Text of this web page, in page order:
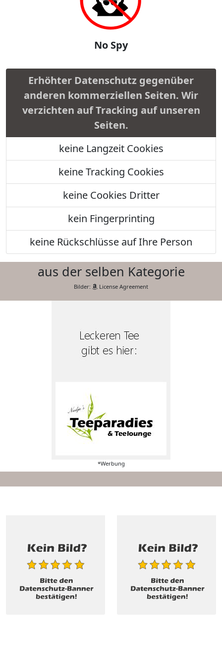
No Spy
Erhöhter Datenschutz gegenüber
anderen kommerziellen Seiten. Wir
verzichten auf Tracking auf unseren
Seiten.
keine Langzeit Cookies
keine Tracking Cookies
keine Cookies Dritter
kein Fingerprinting
keine Rückschlüsse auf Ihre Person
aus der selben Kategorie
Bilder: License Agreement
*Werbung